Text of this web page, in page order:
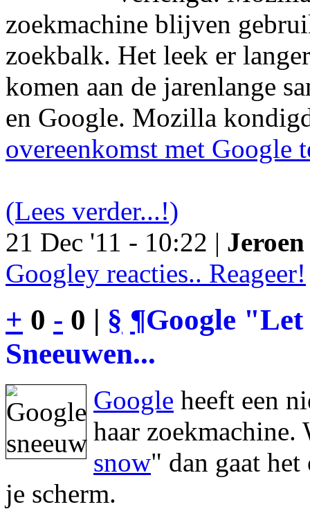
zoekmachine blijven
zoekbalk. Het leek er
komen aan de jarenlange
en Google. Mozilla
overeenkomst met Google
(Lees verder...!)
21 Dec '11 - 10:22 |
Googley reacties.. Reageer!
+ 0 - 0 | § ¶Google
Sneeuwen...
Google heeft een
haar zoekmachine.
snow" dan gaat
je scherm.